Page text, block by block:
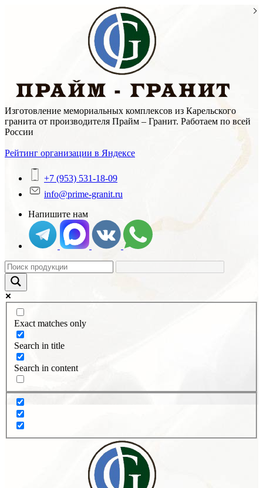
Изготовление мемориальных комплексов из Карельского
гранита от производителя Прайм – Гранит. Работаем по всей
России
Рейтинг организации в Яндексе
+7 (953) 531-18-09
info@prime-granit.ru
Напишите нам
Exact matches only
Search in title
Search in content